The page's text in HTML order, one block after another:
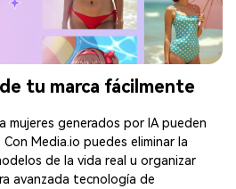
tu marca fácilmente
mujeres generados por IA pueden
Media.io puedes eliminar la
de la vida real u organizar
avanzada tecnología de